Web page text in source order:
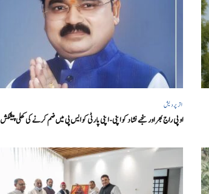
اتر پردیش
او پی راج بھر اور سنجے نشاد کو اپنی- اپنی پارٹی کو ایس پی میں ضم کرنے کی کھلی پیشکش